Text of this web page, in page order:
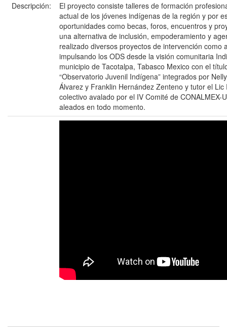
Descripción:
El proyecto consiste talleres de formación
actual de los jóvenes indígenas de la región y por
oportunidades como becas, foros, encuentros y
una alternativa de inclusión, empoderamiento y
realizado diversos proyectos de intervención como
impulsando los ODS desde la visión comunitaria
municipio de Tacotalpa, Tabasco Mexico con el
“Observatorio Juvenil Indígena” integrados por
Álvarez y Franklin Hernández Zenteno y tutor el
colectivo avalado por el IV Comité de CONALMEX-
aleados en todo momento.